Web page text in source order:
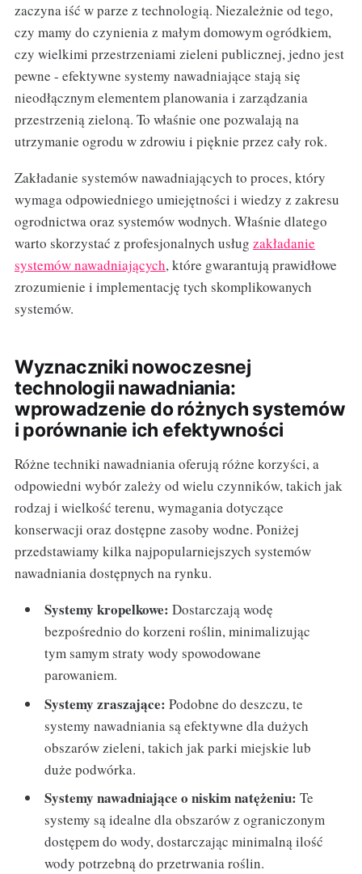
zaczyna iść w parze z technologią. Niezależnie od tego,
czy mamy do czynienia z małym domowym ogródkiem,
czy wielkimi przestrzeniami zieleni publicznej, jedno jest
pewne - efektywne systemy nawadniające stają się
nieodłącznym elementem planowania i zarządzania
przestrzenią zieloną. To właśnie one pozwalają na
utrzymanie ogrodu w zdrowiu i pięknie przez cały rok.
Zakładanie systemów nawadniających to proces, który
wymaga odpowiedniego umiejętności i wiedzy z zakresu
ogrodnictwa oraz systemów wodnych. Właśnie dlatego
warto skorzystać z profesjonalnych usług zakładanie
systemów nawadniających, które gwarantują prawidłowe
zrozumienie i implementację tych skomplikowanych
systemów.
Wyznaczniki nowoczesnej
technologii nawadniania:
wprowadzenie do różnych systemów
i porównanie ich efektywności
Różne techniki nawadniania oferują różne korzyści, a
odpowiedni wybór zależy od wielu czynników, takich jak
rodzaj i wielkość terenu, wymagania dotyczące
konserwacji oraz dostępne zasoby wodne. Poniżej
przedstawiamy kilka najpopularniejszych systemów
nawadniania dostępnych na rynku.
Systemy kropelkowe: Dostarczają wodę
bezpośrednio do korzeni roślin, minimalizując
tym samym straty wody spowodowane
parowaniem.
Systemy zraszające: Podobne do deszczu, te
systemy nawadniania są efektywne dla dużych
obszarów zieleni, takich jak parki miejskie lub
duże podwórka.
Systemy nawadniające o niskim natężeniu: Te
systemy są idealne dla obszarów z ograniczonym
dostępem do wody, dostarczając minimalną ilość
wody potrzebną do przetrwania roślin.